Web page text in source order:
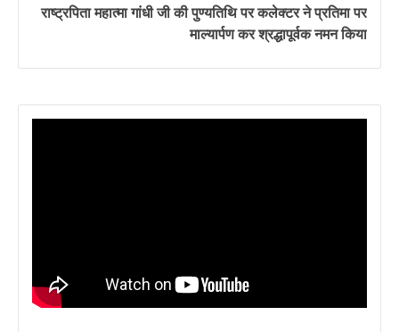
राष्ट्रपिता महात्मा गांधी जी की पुण्यतिथि पर कलेक्टर ने प्रतिमा पर
माल्यार्पण कर श्रद्धापूर्वक नमन किया